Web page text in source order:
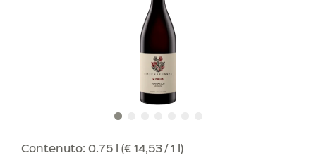
Contenuto: 0.75 l (€ 14,53 / 1 l)